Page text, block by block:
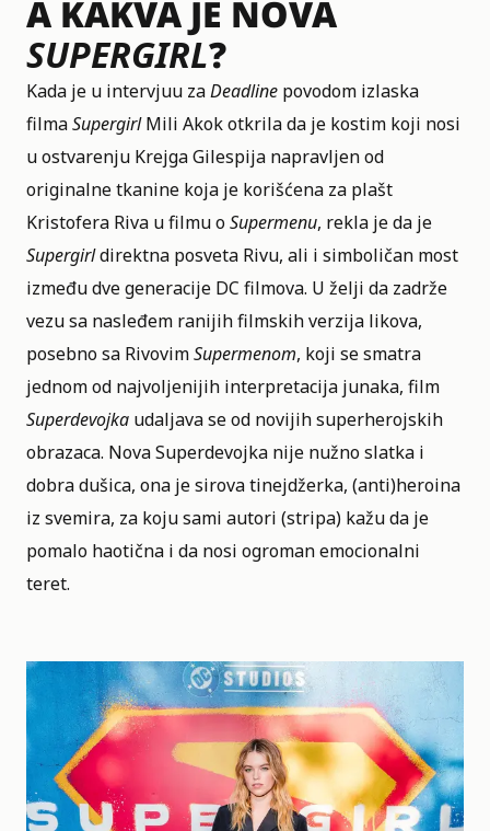
A KAKVA JE NOVA
SUPERGIRL?
Kada je u intervjuu zaDeadline povodom izlaska
filmaSupergirlMili Akok otkrila da je kostim koji nosi
u ostvarenju Krejga Gilespija napravljen od
originalne tkanine koja je korišćena za plašt
Kristofera Riva u filmu oSupermenu, rekla je da je
Supergirldirektna posveta Rivu, ali i simboličan most
između dve generacije DC filmova. U želji da zadrže
vezu sa nasleđem ranijih filmskih verzija likova,
posebno sa RivovimSupermenom, koji se smatra
jednom od najvoljenijih interpretacija junaka, film
Superdevojka udaljava se od novijih superherojskih
obrazaca. Nova Superdevojka nije nužno slatka i
dobra dušica, ona je sirova tinejdžerka, (anti)heroina
iz svemira, za koju sami autori (stripa) kažu da je
pomalo haotična i da nosi ogroman emocionalni
teret.